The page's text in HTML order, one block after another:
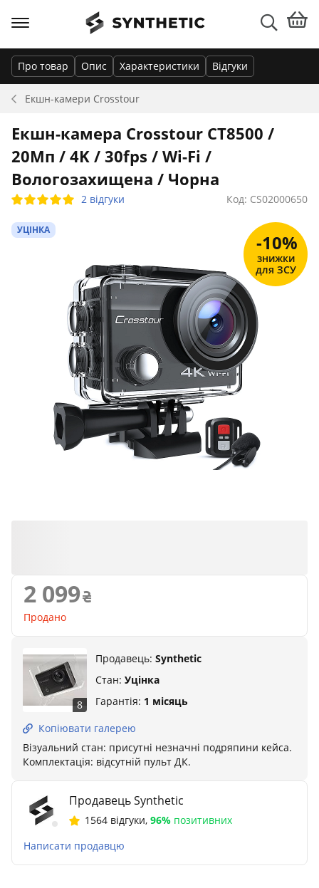
Екшн-камери Crosstour
Про товар Опис Характеристики Відгуки
Екшн-камера Crosstour CT8500 /
20Мп / 4K / 30fps / Wi-Fi /
Вологозахищена / Чорна
2 відгуки Код: CS02000650
УЦІНКА
-10%
знижки
для ЗСУ
2 099
Продано
8
Продавець: Synthetic
Стан: Уцінка
Гарантія: 1 місяць
Копіювати галерею
Візуальний стан: присутні незначні подряпини кейса.
Комплектація: відсутній пульт ДК.
Продавець Synthetic
1564 відгуки, 96% позитивних
Написати продавцю